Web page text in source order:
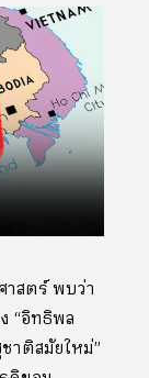
สตร์ พบว่า
“อิทธิพล
าติสมัยใหม่”